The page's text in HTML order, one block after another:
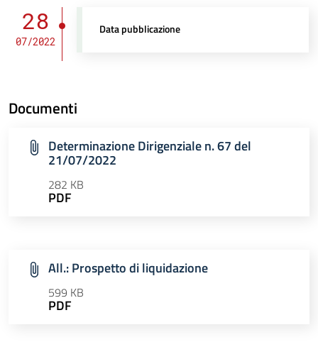
28
07/2022
Data pubblicazione
Documenti
Determinazione Dirigenziale n. 67 del
21/07/2022
282 KB
PDF
All.: Prospetto di liquidazione
599 KB
PDF